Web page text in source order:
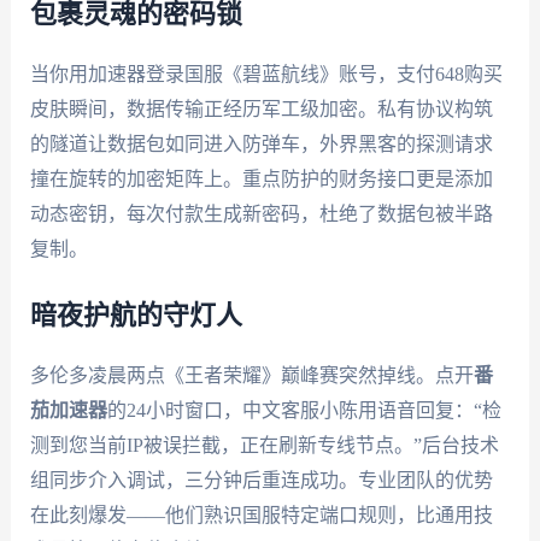
包裹灵魂的密码锁
当你用加速器登录国服《碧蓝航线》账号，支付648购买
皮肤瞬间，数据传输正经历军工级加密。私有协议构筑
的隧道让数据包如同进入防弹车，外界黑客的探测请求
撞在旋转的加密矩阵上。重点防护的财务接口更是添加
动态密钥，每次付款生成新密码，杜绝了数据包被半路
复制。
暗夜护航的守灯人
多伦多凌晨两点《王者荣耀》巅峰赛突然掉线。点开番
茄加速器的24小时窗口，中文客服小陈用语音回复：“检
测到您当前IP被误拦截，正在刷新专线节点。”后台技术
组同步介入调试，三分钟后重连成功。专业团队的优势
在此刻爆发——他们熟识国服特定端口规则，比通用技